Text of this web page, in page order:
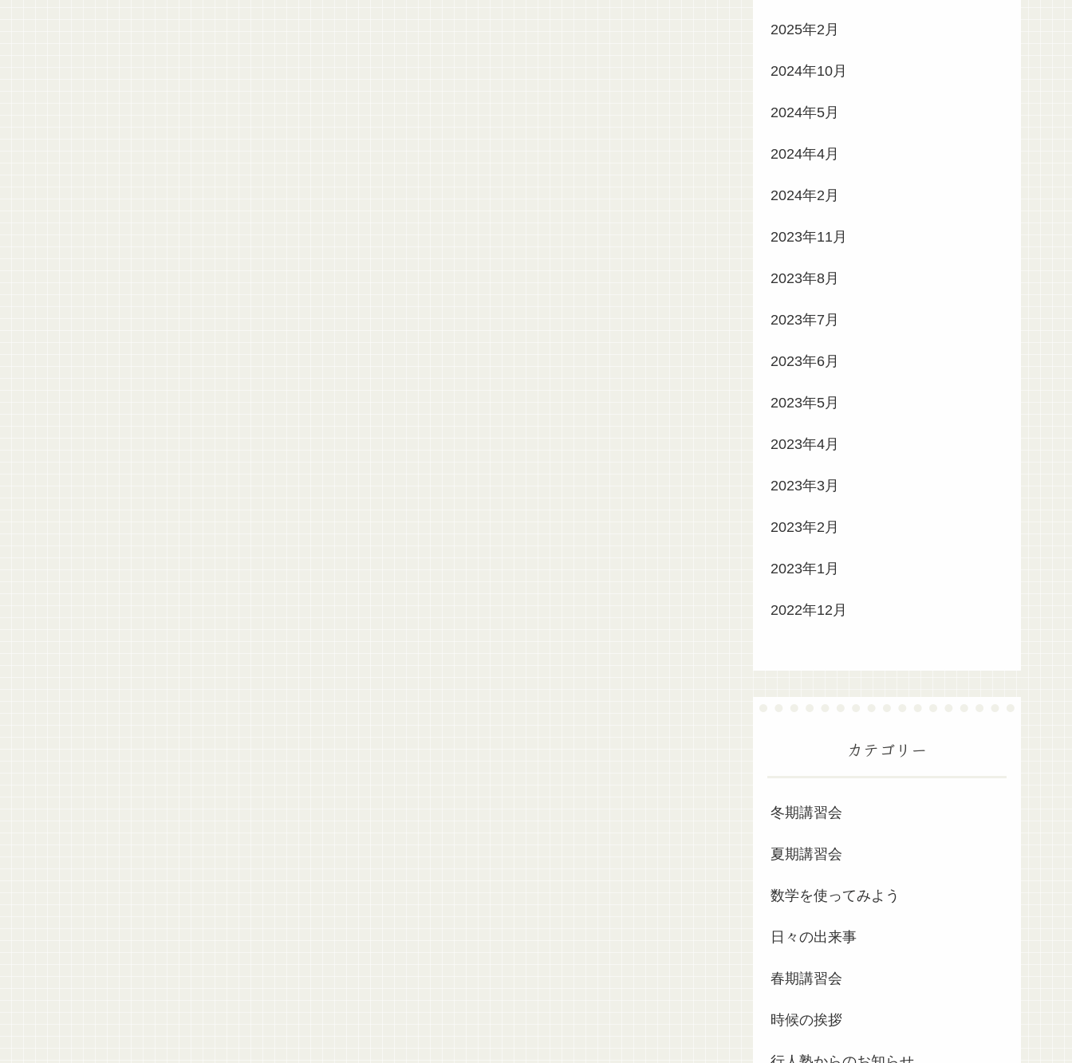
2025年2月
2024年10月
2024年5月
2024年4月
2024年2月
2023年11月
2023年8月
2023年7月
2023年6月
2023年5月
2023年4月
2023年3月
2023年2月
2023年1月
2022年12月
カテゴリー
冬期講習会
夏期講習会
数学を使ってみよう
日々の出来事
春期講習会
時候の挨拶